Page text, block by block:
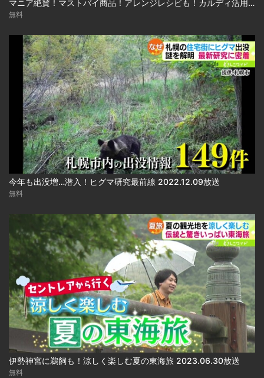
マニア絶賛！マストバイ商品！アレンジレシピも！カルディ活用術 2023.03.13放送
無料
今年も出没増…潜入！ヒグマ研究最前線 2022.12.09放送
無料
伊勢神宮に鵜飼も！涼しく楽しむ夏の東海旅 2023.06.30放送
無料